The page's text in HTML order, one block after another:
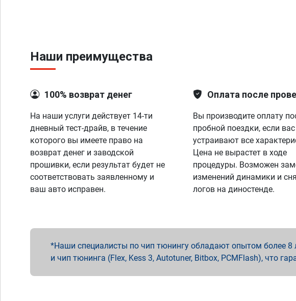
Наши преимущества
100% возврат денег
На наши услуги действует 14-ти
дневный тест-драйв, в течение
которого вы имеете право на
возврат денег и заводской
прошивки, если результат будет не
соответствовать заявленному и
ваш авто исправен.
Оплата после
Вы производите оплату
пробной поездки, если вас
устраивают все
Цена не вырастет в ходе
процедуры. Возможен
изменений динамики и
логов на диностенде.
Наши специалисты по чип тюнингу обладают опытом более
и чип тюнинга (Flex, Kess 3, Autotuner, Bitbox, PCMFlash), что